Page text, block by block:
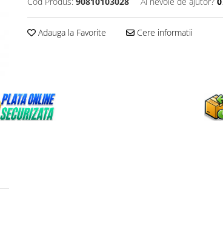
Adauga la Favorite Cere informatii